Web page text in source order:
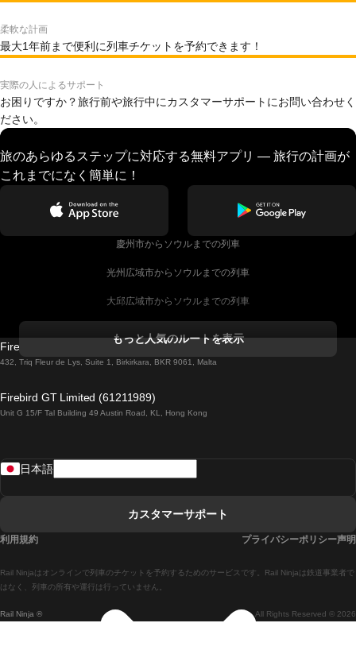
柔軟な計画
最大1年前まで便利に列車チケットを予約できます！
実際の人によるサポート
お困りですか？旅行前や旅行中にカスタマーサポートにお問い合わせく
ださい。
旅のあらゆるステップに対応する無料アプリ — 旅行の計画が
これまでになく簡単に！
慶州市からソウルまでの列車
光州広域市からソウルまでの列車
大邱広域市からソウルまでの列車
ダブリンからゴールウェイまでの列車
ローマからナポリまでの列車
マドリードからセビリアまでの列車
マドリードからアリカンテまでの列車
もっと人気のルートを表示
Firebird GT Limited (OC 1451)
432, Triq Fleur de Lys, Suite 1, Birkirkara, BKR 9061, Malta
Firebird GT Limited (61211989)
Unit G 15/F Tal Building 49 Austin Road, KL, Hong Kong
Rail Ninja ® All Rights Reserved © 2026
Rail Ninjaはオンラインで列車のチケットを予約するためのサービスです。Rail Ninjaは鉄道事業者で
はなく、列車の所有や運行は行っていません。
日本語
カスタマーサポート
利用規約 プライバシーポリシー声明